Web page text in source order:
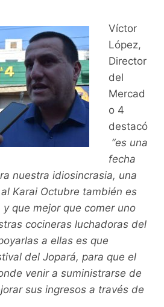
Víctor
López,
Director
del
Mercad
o 4
destacó
“es una
fecha
nuestra idiosincrasia, una
Karai Octubre también es
que mejor que comer uno
cocineras luchadoras del
a ellas es que
del Jopará, para que el
venir a suministrarse de
sus ingresos a través de